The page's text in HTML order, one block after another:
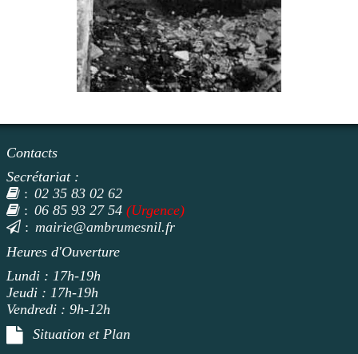
Contacts
Secrétariat :
: 02 35 83 02 62
: 06 85 93 27 54 (Urgence)
: mairie@ambrumesnil.fr
Heures d'Ouverture
Lundi : 17h-19h
Jeudi : 17h-19h
Vendredi : 9h-12h
Situation et Plan